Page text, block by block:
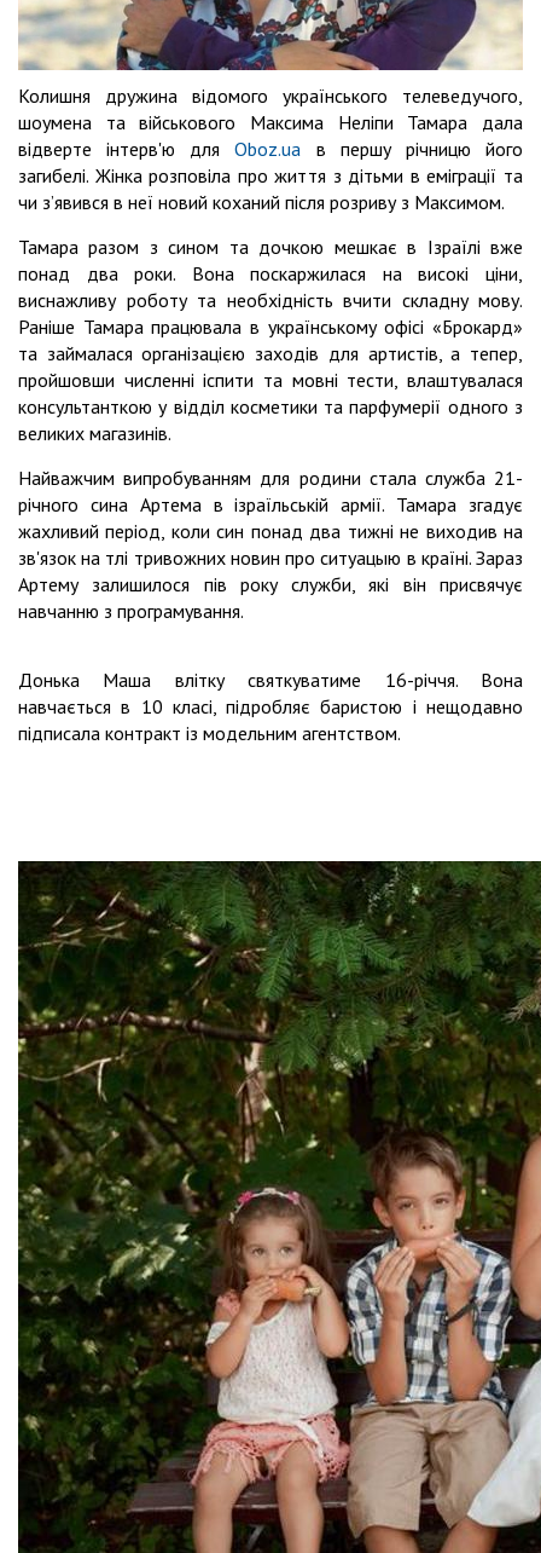
Колишня дружина відомого українського телеведучого,
шоумена та військового Максима Неліпи Тамара дала
відверте інтерв'ю дляOboz.ua в першу річницю його
загибелі. Жінка розповіла про життя з дітьми в еміграції та
чи з’явився в неї новий коханий після розриву з Максимом.
Тамара разом з сином та дочкою мешкає в Ізраїлі вже
понад два роки. Вона поскаржилася на високі ціни,
виснажливу роботу та необхідність вчити складну мову.
Раніше Тамара працювала в українському офісі «Брокард»
та займалася організацією заходів для артистів, а тепер,
пройшовши численні іспити та мовні тести, влаштувалася
консультанткою у відділ косметики та парфумерії одного з
великих магазинів.
Найважчим випробуванням для родини стала служба 21-
річного сина Артема в ізраїльській армії. Тамара згадує
жахливий період, коли син понад два тижні не виходив на
зв'язок на тлі тривожних новин про ситуацыю в країні. Зараз
Артему залишилося пів року служби, які він присвячує
навчанню з програмування.
Донька Маша влітку святкуватиме 16-річчя. Вона
навчається в 10 класі, підробляє баристою і нещодавно
підписала контракт із модельним агентством.